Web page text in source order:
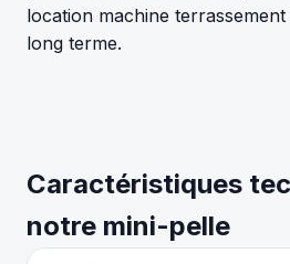
location machine
long terme.
Caractéristiques
notre mini-pelle